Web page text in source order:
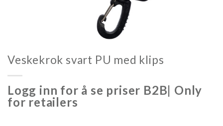
Veskekrok svart PU med klips
Logg inn for å se priser B2B| Only
for retailers